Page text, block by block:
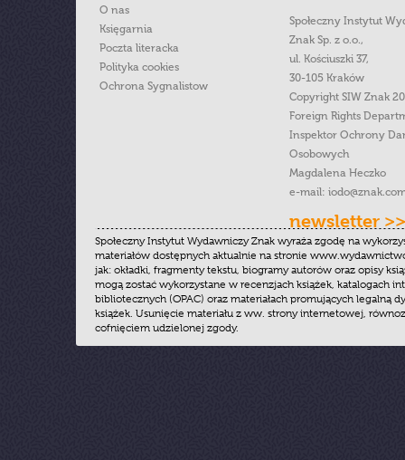
O nas
Księgarnia
Poczta literacka
Polityka cookies
Ochrona Sygnalistow
Społeczny Instytut
Znak Sp. z o.o.,
ul. Kościuszki 37,
30-105 Kraków
Copyright SIW Znak
Foreign Rights
Inspektor Ochrony
Osobowych
Magdalena Heczko
e-mail:
newsletter >>
Społeczny Instytut Wydawniczy Znak wyraża zgodę na
materiałów dostępnych aktualnie na stronie
jak: okładki, fragmenty tekstu, biogramy autorów oraz opisy
mogą zostać wykorzystane w recenzjach książek, katalogach
bibliotecznych (OPAC) oraz materiałach promujących legalną
książek. Usunięcie materiału z ww. strony internetowej,
cofnięciem udzielonej zgody.